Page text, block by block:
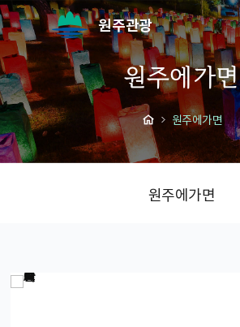
원주관광
원주에가면
원주에가면
원주에가면